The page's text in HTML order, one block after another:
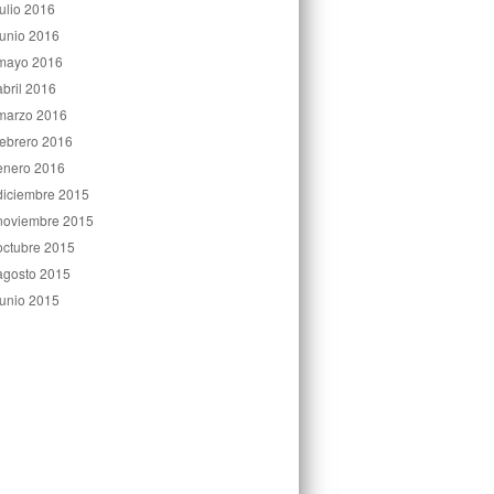
2016
2016
2016
2016
2016
2016
2016
2015
2015
2015
2015
2015